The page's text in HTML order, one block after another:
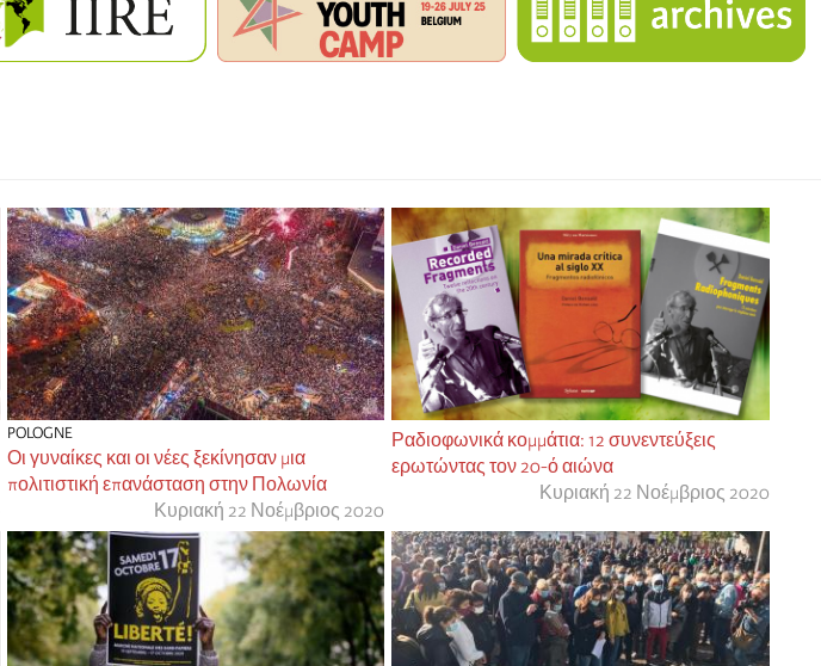
POLOGNE
Οι γυναίκες και οι νέες ξεκίνησαν μια
πολιτιστική επανάσταση στην Πολωνία
Κυριακή 22 Νοέμβριος 2020
Ραδιοφωνικά κομμάτια: 12 συνεντεύξεις
ερωτώντας τον 20-ό αιώνα
Κυριακή 22 Νοέμβριος 2020